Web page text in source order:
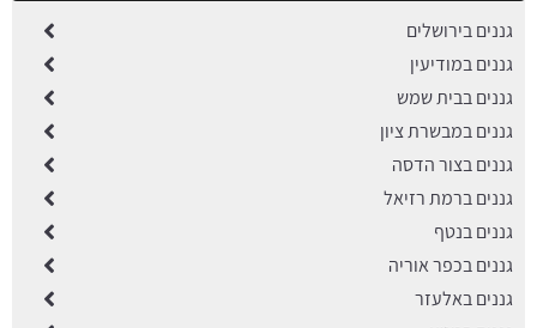
גננים בירושלים
גננים במודיעין
גננים בבית שמש
גננים במבשרת ציון
גננים בצור הדסה
גננים ברמת רזיאל
גננים בנטף
גננים בכפר אוריה
גננים באלעזר